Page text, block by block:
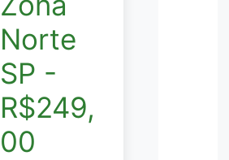
Norte
SP -
R$249,
00